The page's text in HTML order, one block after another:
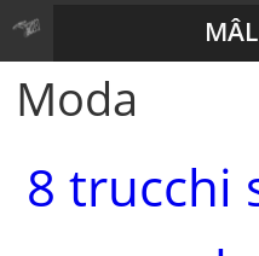
Moda
8 trucchi